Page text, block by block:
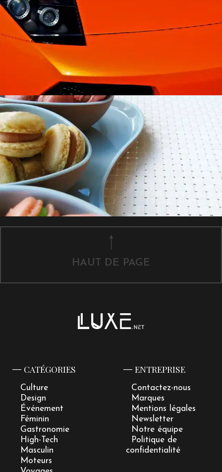
HAUT DE PAGE
CATÉGORIES
Culture
Design
Événement
Féminin
Gastronomie
High-Tech
Masculin
Moteurs
ENTREPRISE
Contactez-nous
Marques
Mentions légales
Newsletter
Notre équipe
Politique de
confidentialité